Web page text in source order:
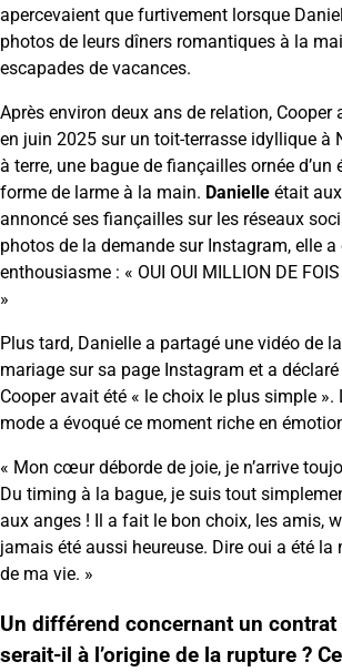
apercevaient que furtivement lorsque
photos de leurs dîners romantiques à la
escapades de vacances.
Après environ deux ans de relation,
en juin 2025 sur un toit-terrasse idyllique à
à terre, une bague de fiançailles ornée
forme de larme à la main. Danielle était
annoncé ses fiançailles sur les réseaux
photos de la demande sur Instagram, elle a
enthousiasme : « OUI OUI MILLION DE FOIS
»
Plus tard, Danielle a partagé une vidéo de
mariage sur sa page Instagram et a
Cooper avait été « le choix le plus simple ».
mode a évoqué ce moment riche en
« Mon cœur déborde de joie, je n’arrive
Du timing à la bague, je suis tout
aux anges ! Il a fait le bon choix, les amis,
jamais été aussi heureuse. Dire oui a été la
de ma vie. »
Un différend concernant un
serait-il à l’origine de la rupture ?